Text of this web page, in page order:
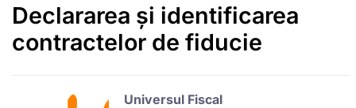
Declararea și identificarea
contractelor de fiducie
Universul Fiscal